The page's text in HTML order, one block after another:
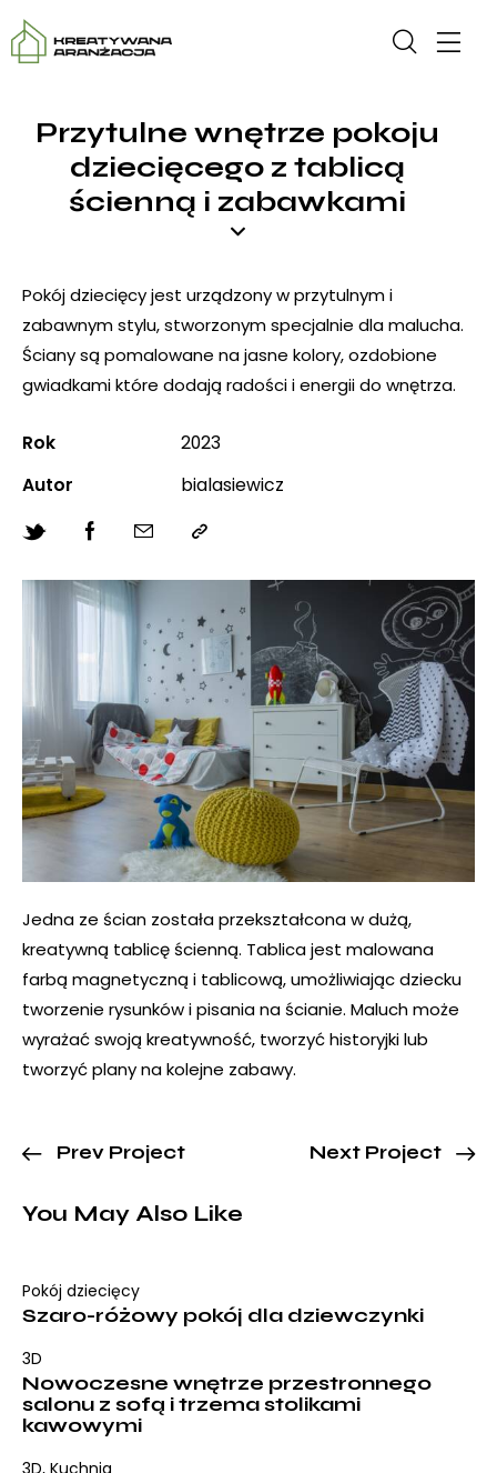
Przytulne wnętrze pokoju
dziecięcego z tablicą
ścienną i zabawkami
Pokój dziecięcy jest urządzony w przytulnym i
zabawnym stylu, stworzonym specjalnie dla malucha.
Ściany są pomalowane na jasne kolory, ozdobione
gwiadkami które dodają radości i energii do wnętrza.
Rok
2023
Autor
bialasiewicz
Jedna ze ścian została przekształcona w dużą,
kreatywną tablicę ścienną. Tablica jest malowana
farbą magnetyczną i tablicową, umożliwiając dziecku
tworzenie rysunków i pisania na ścianie. Maluch może
wyrażać swoją kreatywność, tworzyć historyjki lub
tworzyć plany na kolejne zabawy.
Prev Project Next Project
You May Also Like
Pokój dziecięcy
Szaro-różowy pokój dla dziewczynki
3D
Nowoczesne wnętrze przestronnego
salonu z sofą i trzema stolikami
kawowymi